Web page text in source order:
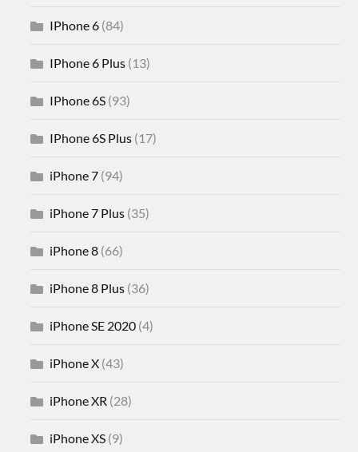
IPhone 6 (84)
IPhone 6 Plus (13)
IPhone 6S (93)
IPhone 6S Plus (17)
iPhone 7 (94)
iPhone 7 Plus (35)
iPhone 8 (66)
iPhone 8 Plus (36)
iPhone SE 2020 (4)
iPhone X (43)
iPhone XR (28)
iPhone XS (9)